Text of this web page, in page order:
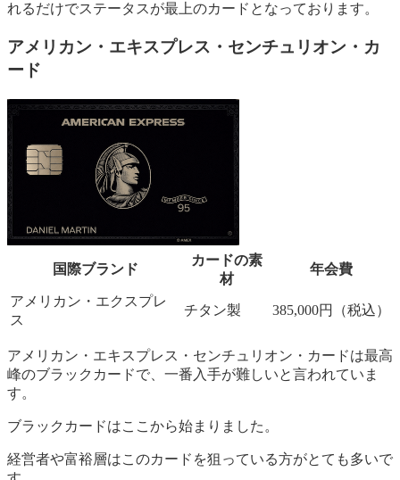
れるだけでステータスが最上のカードとなっております。
アメリカン・エキスプレス・センチュリオン・カ
ード
国際ブランド
カードの素
材
年会費
アメリカン・エクスプレ
ス
チタン製 385,000円（税込）
アメリカン・エキスプレス・センチュリオン・カードは最高
峰のブラックカードで、一番入手が難しいと言われていま
す。
ブラックカードはここから始まりました。
経営者や富裕層はこのカードを狙っている方がとても多いで